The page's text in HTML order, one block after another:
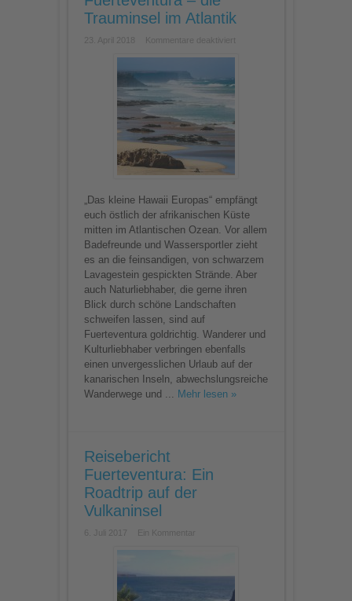
Trauminsel im Atlantik
23. April 2018 Kommentare deaktiviertfür
für
die
Trauminsel
„Das kleine Hawaii Europas“ empfängt
euch östlich der afrikanischen Küste
mitten im Atlantischen Ozean. Vor allem
Badefreunde und Wassersportler zieht
es an die feinsandigen, von schwarzem
Lavagestein gespickten Strände. Aber
auch Naturliebhaber, die gerne ihren
Blick durch schöne Landschaften
schweifen lassen, sind auf
Fuerteventura goldrichtig. Wanderer und
Kulturliebhaber verbringen ebenfalls
einen unvergesslichen Urlaub auf der
kanarischen Inseln, abwechslungsreiche
Wanderwege und ...
Mehr lesen »
Reisebericht
Fuerteventura: Ein
Roadtrip auf der
Vulkaninsel
Ein Kommentar